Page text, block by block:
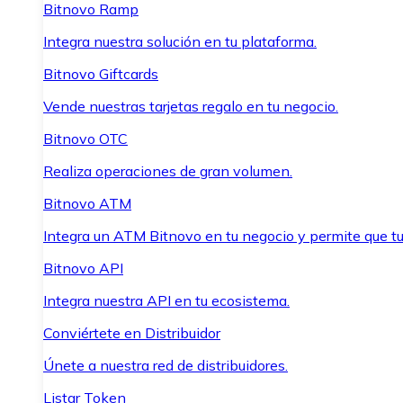
Bitnovo Ramp
Integra nuestra solución en tu plataforma.
Bitnovo Giftcards
Vende nuestras tarjetas regalo en tu negocio.
Bitnovo OTC
Realiza operaciones de gran volumen.
Bitnovo ATM
Integra un ATM Bitnovo en tu negocio y permite que
Bitnovo API
Integra nuestra API en tu ecosistema.
Conviértete en Distribuidor
Únete a nuestra red de distribuidores.
Listar Token